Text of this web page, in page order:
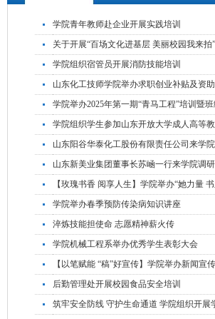
学院青年教师赴企业开展实践培训
关于开展“百场文化进基层 美丽校园我来
学院组织宿管员开展消防技能培训
山东化工技师学院举办求职创业补贴及资
学院举办2025年第一期“青马工程”培训暨
学院组织学生参加山东开放大学成人高等
山东阳谷华泰化工股份有限责任公司来学
山东新美业集团董事长苏崡一行来学院调
【玫瑰书香 阅享人生】学院举办“她力量
学院举办春季预防传染病知识讲座
淬炼技能担使命 志愿精神薪火传
学院机械工程系举办优秀学生表彰大会
【以笔赋能 “稿”好宣传】学院举办新闻宣
后勤管理处开展校园食品安全培训
筑牢安全防线 守护生命通道 学院组织开